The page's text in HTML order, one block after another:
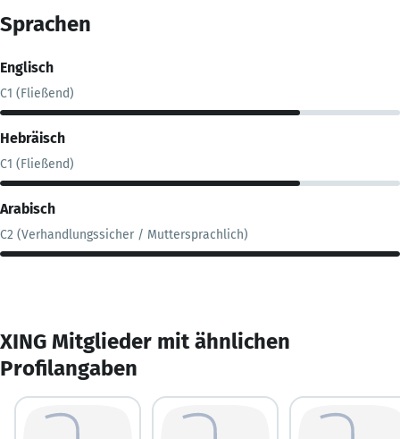
Sprachen
Englisch
C1 (Fließend)
Hebräisch
C1 (Fließend)
Arabisch
C2 (Verhandlungssicher / Muttersprachlich)
XING Mitglieder mit ähnlichen
Profilangaben